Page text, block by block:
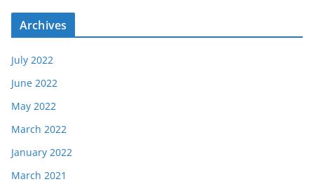
Archives
July 2022
June 2022
May 2022
March 2022
January 2022
March 2021